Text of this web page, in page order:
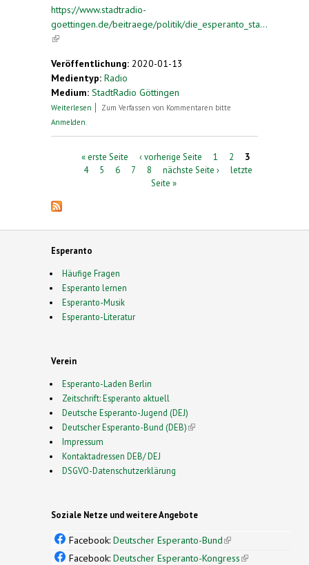
https://www.stadtradio-
goettingen.de/beitraege/politik/die_esperanto_sta...
(link is external)
Veröffentlichung: 2020-01-13
Medientyp: Radio
Medium: StadtRadio Göttingen
Weiterlesen über Die Esperanto-Stadt Herzberg am Harz im
Zum Verfassen von Kommentaren bitte
Anmelden
Seiten« erste Seite ‹ vorherige Seite 1 2
3
4
5 6 7 8 nächste Seite ›
letzte
Seite »
Esperanto
Häufige Fragen
Esperanto lernen
Esperanto-Musik
Esperanto-Literatur
Verein
Esperanto-Laden Berlin
Zeitschrift: Esperanto aktuell
Deutsche Esperanto-Jugend (DEJ)
Deutscher Esperanto-Bund (DEB)(link is external)
Impressum
Kontaktadressen DEB/ DEJ
DSGVO-Datenschutzerklärung
Soziale Netze und weitere Angebote
Facebook: Deutscher Esperanto-Bund(link is
external)
Facebook: Deutscher Esperanto-Kongress(link is